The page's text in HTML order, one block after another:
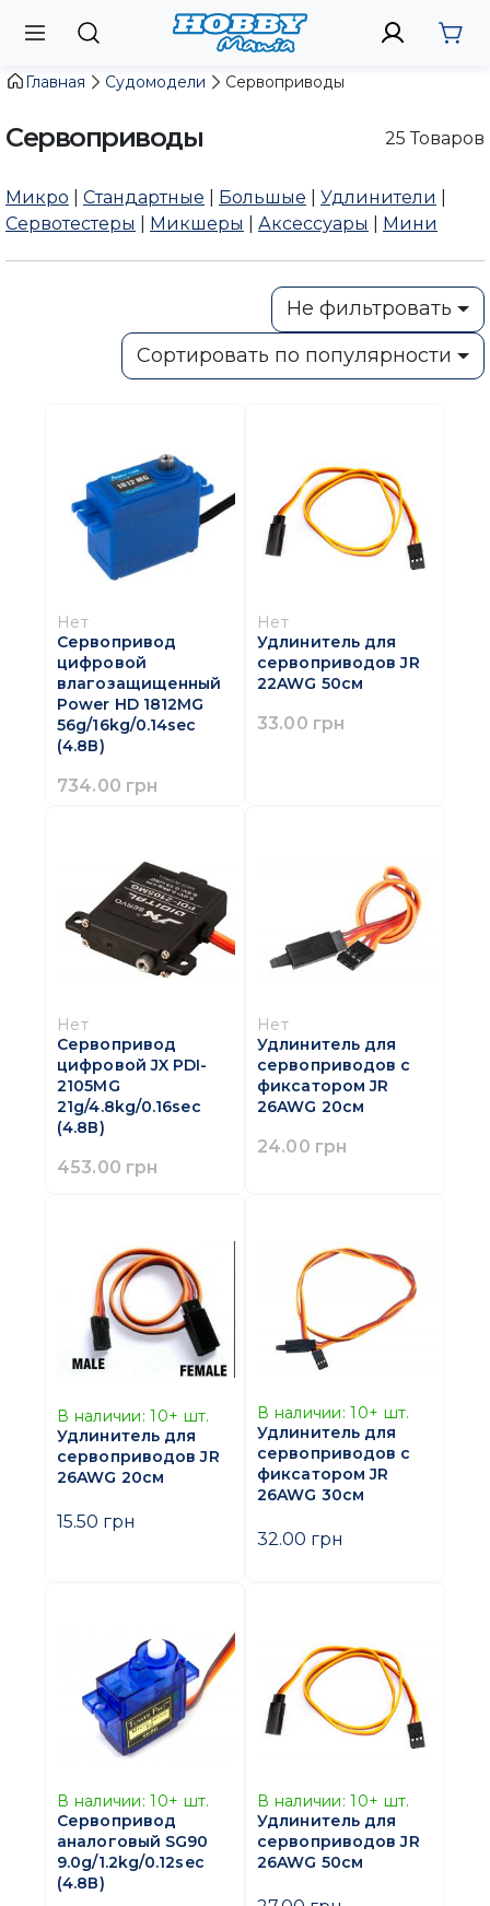
Главная Судомодели Сервоприводы
Сервоприводы 25 Товаров
Микро | Стандартные | Большые | Удлинители |
Сервотестеры | Микшеры | Аксессуары | Мини
Не фильтровать
Сортировать по популярности
Нет
Сервопривод
цифровой
влагозащищенный
Power HD 1812MG
56g/16kg/0.14sec
(4.8В)
734.00 грн
Нет
Удлинитель для
сервоприводов JR
22AWG 50см
33.00 грн
Нет
Сервопривод
цифровой JX PDI-
2105MG
21g/4.8kg/0.16sec
(4.8В)
453.00 грн
Нет
Удлинитель для
сервоприводов с
фиксатором JR
26AWG 20см
24.00 грн
В наличии: 10+ шт.
Удлинитель для
сервоприводов JR
26AWG 20см
15.50 грн
В наличии: 10+ шт.
Удлинитель для
сервоприводов с
фиксатором JR
26AWG 30см
32.00 грн
В наличии: 10+ шт.
Сервопривод
аналоговый SG90
9.0g/1.2kg/0.12sec
(4.8В)
В наличии: 10+ шт.
Удлинитель для
сервоприводов JR
26AWG 50см